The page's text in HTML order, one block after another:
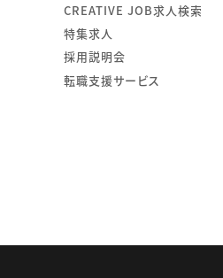
CREATIVE JOB求人検索
特集求人
採用説明会
転職支援サービス